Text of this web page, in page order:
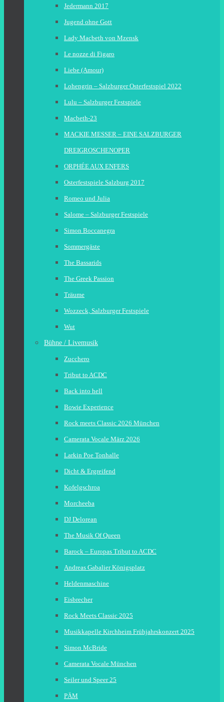
Jedermann 2017
Jugend ohne Gott
Lady Macbeth von Mzensk
Le nozze di Figaro
Liebe (Amour)
Lohengrin – Salzburger Osterfestspiel 2022
Lulu – Salzburger Festspiele
Macbeth-23
MACKIE MESSER – EINE SALZBURGER
DREIGROSCHENOPER
ORPHÉE AUX ENFERS
Osterfestspiele Salzburg 2017
Romeo und Julia
Salome – Salzburger Festspiele
Simon Boccanegra
Sommergäste
The Bassarids
The Greek Passion
Träume
Wozzeck, Salzburger Festspiele
Wut
Bühne / Livemusik
Zucchero
Tribut to ACDC
Back into hell
Bowie Experience
Rock meets Classic 2026 München
Camerata Vocale März 2026
Larkin Poe Tonhalle
Dicht & Ergreifend
Kofelgschroa
Morcheeba
DJ Delorean
The Musik Of Queen
Barock – Europas Tribut to ACDC
Andreas Gabalier Königsplatz
Heldenmaschine
Eisbrecher
Rock Meets Classic 2025
Musikkapelle Kirchheim Frühjahrskonzert 2025
Simon McBride
Camerata Vocale München
Seiler und Speer 25
PÄM